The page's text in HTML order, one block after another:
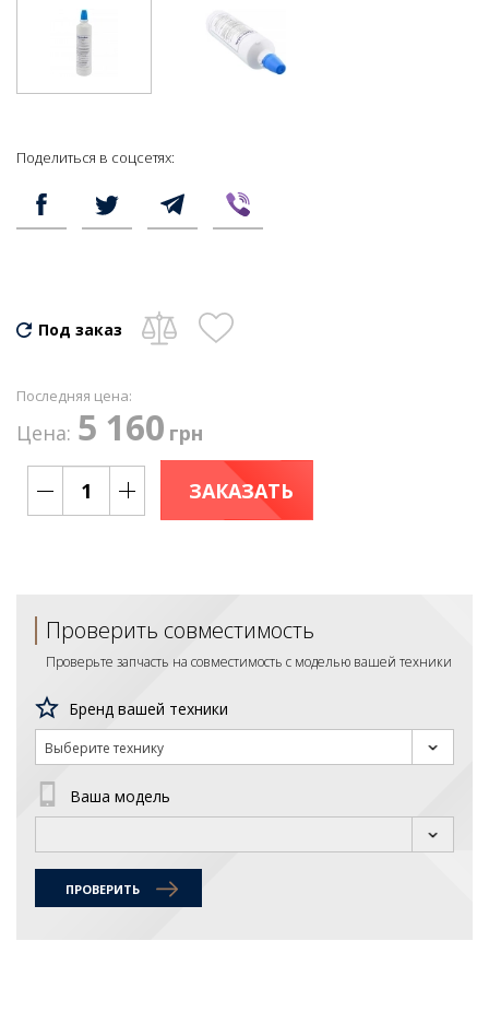
Поделиться в соцсетях:
Под заказ
Последняя цена:
Цена: 5 160 грн
ЗАКАЗАТЬ
Проверить совместимость
Проверьте запчасть на совместимость с моделью вашей техники
Бренд вашей техники
Выберите технику
Ваша модель
ПРОВЕРИТЬ